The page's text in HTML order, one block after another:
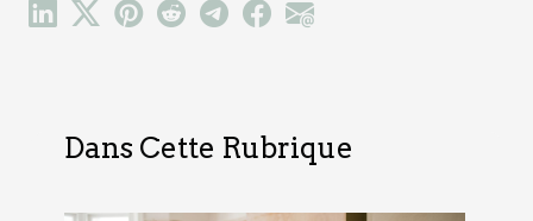
Dans Cette Rubrique